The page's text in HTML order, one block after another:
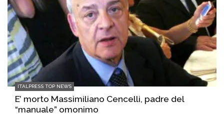
ITALPRESS TOP NEWS
E’ morto Massimiliano Cencelli, padre del
“manuale” omonimo